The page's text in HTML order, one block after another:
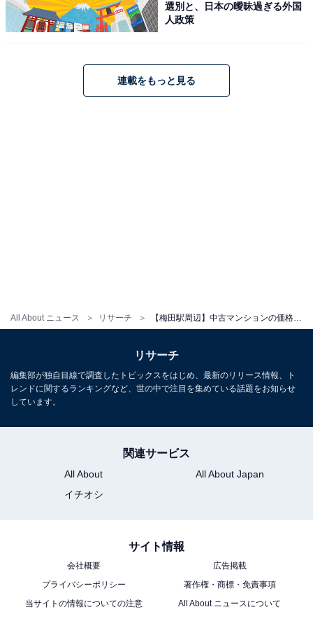
All About ニュース リサーチ
選別と、日本の曖昧過ぎる外国
人政策
連載をもっと見る
リサーチ
編集部が独自目線で調査したトピックスをはじめ、最新のリリース情報、ト
レンドに関するランキングなど、世の中で注目を集めている話題をお知らせ
しています。
関連サービス
All About
All About Japan
イチオシ
サイト情報
会社概要
広告掲載
プライバシーポリシー
著作権・商標・免責事項
当サイトの情報についての注意
All About ニュースについて